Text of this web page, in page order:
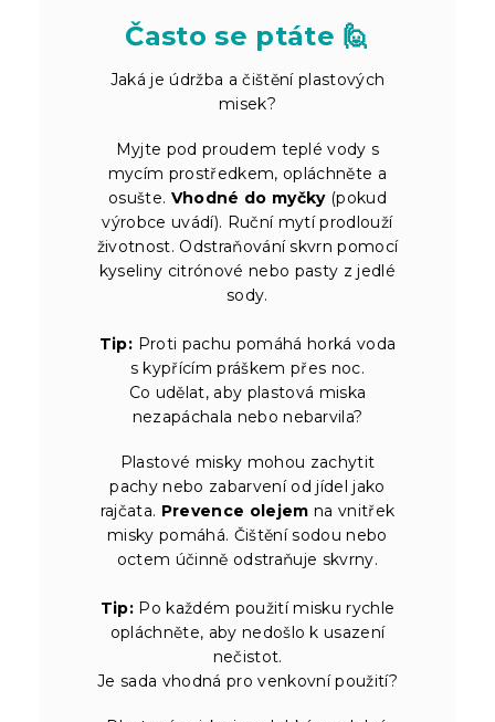
Často se ptáte 🙋
Jaká je údržba a čištění plastových
misek?
Myjte pod proudem teplé vody s
mycím prostředkem, opláchněte a
osušte. Vhodné do myčky(pokud
výrobce uvádí). Ruční mytí prodlouží
životnost. Odstraňování skvrn pomocí
kyseliny citrónové nebo pasty z jedlé
sody.
Tip: Proti pachu pomáhá horká voda
s kypřícím práškem přes noc.
Co udělat, aby plastová miska
nezapáchala nebo nebarvila?
Plastové misky mohou zachytit
pachy nebo zabarvení od jídel jako
rajčata. Prevence olejem na vnitřek
misky pomáhá. Čištění sodou nebo
octem účinně odstraňuje skvrny.
Tip: Po každém použití misku rychle
opláchněte, aby nedošlo k usazení
nečistot.
Je sada vhodná pro venkovní použití?